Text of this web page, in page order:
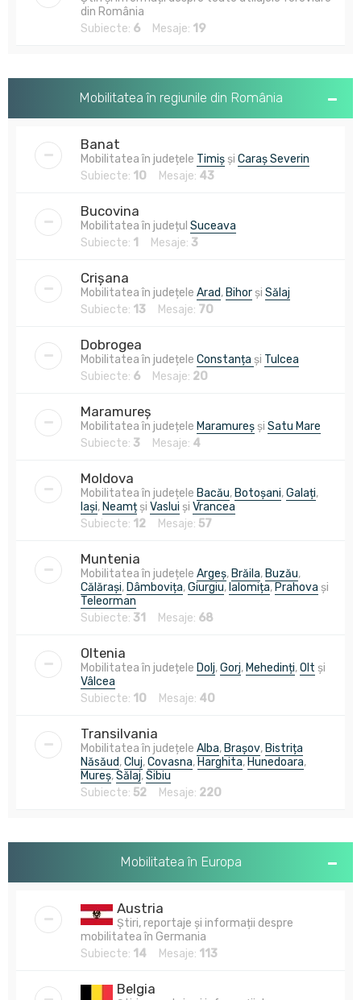
din România
Subiecte: 6 Mesaje: 19
Mobilitatea în regiunile din România
Banat
Mobilitatea în județele Timișși Caraș Severin
Subiecte: 10 Mesaje: 43
Bucovina
Mobilitatea în județul Suceava
Subiecte: 1 Mesaje: 3
Crișana
Mobilitatea în județele Arad, Bihorși Sălaj
Subiecte: 13 Mesaje: 70
Dobrogea
Mobilitatea în județele Constanța și Tulcea
Subiecte: 6 Mesaje: 20
Maramureș
Mobilitatea în județele Maramureșși Satu Mare
Subiecte: 3 Mesaje: 4
Moldova
Mobilitatea în județele Bacău, Botoșani,Galați,
Iași, Neamțși Vaslui și Vrancea
Subiecte: 12 Mesaje: 57
Muntenia
Mobilitatea în județele Argeș, Brăila, Buzău,
Călărași, Dâmbovița,Giurgiu, Ialomița, Prahova și
Teleorman
Subiecte: 31 Mesaje: 68
Oltenia
Mobilitatea în județele Dolj,Gorj, Mehedinți,Olt și
Vâlcea
Subiecte: 10 Mesaje: 40
Transilvania
Mobilitatea în județele Alba, Brașov, Bistrița
Năsăud,Cluj,Covasna, Harghita, Hunedoara,
Mureș,Sălaj,Sibiu
Subiecte: 52 Mesaje: 220
Mobilitatea în Europa
Austria
Știri, reportaje și informații despre
mobilitatea în Germania
Subiecte: 14 Mesaje: 113
Belgia